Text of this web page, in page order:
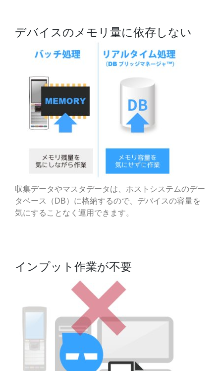
デバイスのメモリ量に依存しない
収集データやマスタデータは、ホストシステムのデー
タベース（DB）に格納するので、デバイスの容量を
気にすることなく運用できます。
インプット作業が不要